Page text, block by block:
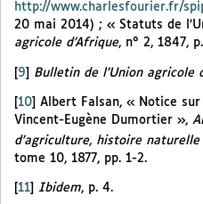
http://www.charlesfourier.fr/
20 mai 2014) ; « Statuts de
agricole d’Afrique, n° 2, 1847,
[9] Bulletin de l’Union agricole
10
Albert Falsan, « Notice
Vincent-Eugène Dumortier »,
d’agriculture, histoire
tome 10, 1877, pp. 1-2.
11 Ibidem, p. 4.